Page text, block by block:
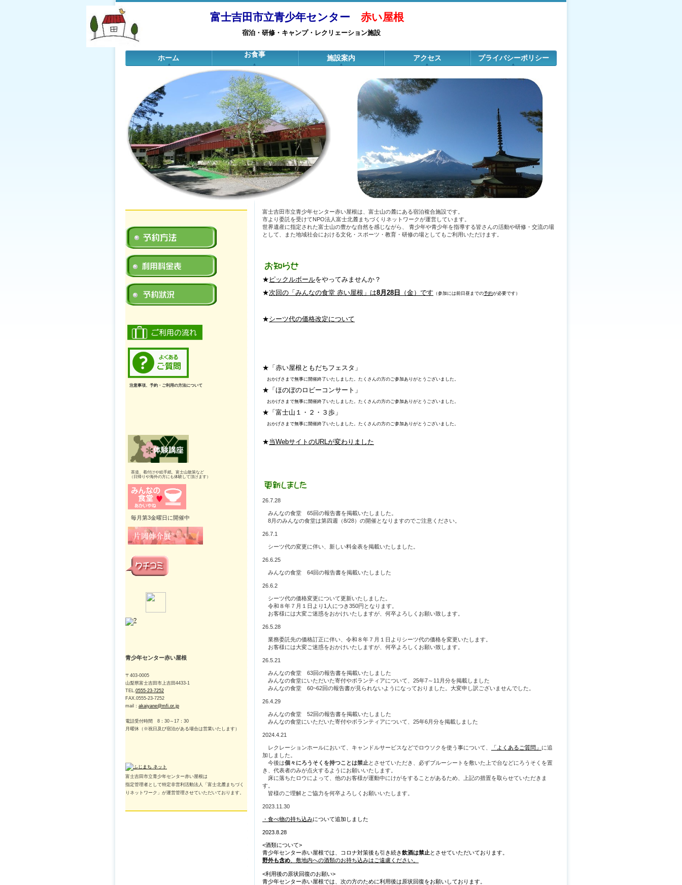
富士吉田市立青少年センター 赤い屋根
宿泊・研修・キャンプ・ レクリェーション施設
富士吉田市立青少年センター赤い屋根は、富士山の麓にある宿泊複合施設です。
市より委託を受けてNPO法人富士北麓まちづくりネットワークが運営しています。
世界遺産に指定された富士山の豊かな自然を感じながら、 青少年や青少年を指導する皆さんの活動や研修・交流の場
として、また地域社会における文化・スポーツ・教育・研修の場としてもご利用いただけます。
★ ピックルボールをやってみませんか？
★次回の「みんなの食堂 赤い屋根」は8月28 日 （金）です （参加には前日昼までの予約が必要です）
★シーツ代の価格改定について
★「赤い屋根ともだちフェスタ」
おかげさまで無事に開催終了いたしました。たくさんの方のご参加ありがとうございました。
★「ほのぼのロビーコンサート」
おかげさまで無事に開催終了いたしました。たくさんの方のご参加ありがとうございました。
★「富士山１・２・３歩」
おかげさまで無事に開催終了いたしました。たくさんの方のご参加ありがとうございました。
★当WebサイトのURLが変わりました
26.7.28
みんなの食堂 65回の報告書を掲載いたしました。
8月のみんなの食堂は第四週（8/28）の開催となりますのでご注意ください。
26.7.1
シーツ代の変更に伴い、新しい料金表を掲載いたしました。
26.6.25
みんなの食堂 64回の報告書を掲載いたしました
26.6.2
シーツ代の価格変更について更新いたしました。
令和８年７月１日より1人につき350円となります。
お客様には大変ご迷惑をおかけいたしますが、何卒よろしくお願い致します。
26.5.28
業務委託先の価格訂正に伴い、令和８年７月１日よりシーツ代の価格を変更いたします。
お客様には大変ご迷惑をおかけいたしますが、何卒よろしくお願い致します。
26.5.21
みんなの食堂 63回の報告書を掲載いたしました
みんなの食堂にいただいた寄付やボランティアについて、25年7～11月分を掲載しました
みんなの食堂 60~62回の報告書が見られないようになっておりました。大変申し訳ございませんでした。
26.4.29
みんなの食堂 52回の報告書を掲載いたしました
みんなの食堂にいただいた寄付やボランティアについて、25年6月分を掲載しました
2024.4.21
レクレーションホールにおいて、キャンドルサービスなどでロウソクを使う事について、 「よくあるご質問」 に追
加しました。
今後は個々にろうそくを持つことは禁止 とさせていただき、必ずブルーシートを敷いた上で台などにろうそくを置
き、代表者のみが点火するようにお願いいたします。
床に落ちたロウによって、他のお客様が運動中にけがをすることがあるため、上記の措置を取らせていただきま
す。
皆様のご理解とご協力を何卒よろしくお願いいたします。
2023.11.30
・食べ物の持ち込みについて追加しました
2023.8.28
<酒類について>
青少年センター赤い屋根では、コロナ対策後も引き続き飲酒は禁止 とさせていただいております。
野外も含め 、敷地内への酒類のお持ち込みはご遠慮ください。
<利用後の原状回復のお願い>
青少年センター赤い屋根では、次の方のために利用後は原状回復をお願いしております。
ホーム お食事 施設案内 アクセス プライバシーポリシー
注意事項、予約・ご利用の方法について
茶道、着付けや絵手紙、富士山散策など
（日帰りや海外の方にも体験して頂けます）
毎月第3金曜日に開催中
青少年センター赤い屋根
〒403-0005
山梨県富士吉田市上吉田4433-1
TEL. 0555-23-7252
FAX.0555-23-7252
mail： akaiyane@mfi.or.jp
電話受付時間 8：30～17：30
月曜休（※祝日及び宿泊がある場合は営業いたします）
富士吉田市立青少年センター赤い屋根は
指定管理者として特定非営利活動法人「富士北麓まちづく
りネットワーク」が運営管理させていただいております。